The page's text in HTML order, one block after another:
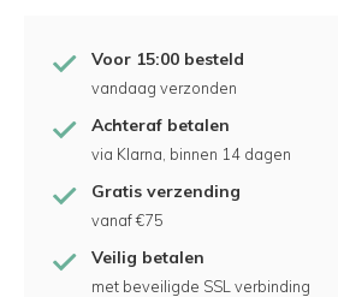
Voor 15:00 besteld
vandaag verzonden
Achteraf betalen
via Klarna, binnen 14 dagen
Gratis verzending
vanaf €75
Veilig betalen
met beveiligde SSL verbinding